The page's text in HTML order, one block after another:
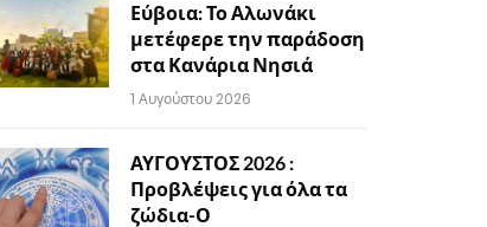
Εύβοια: Το Αλωνάκι
μετέφερε την παράδοση
στα Κανάρια Νησιά
1 Αυγούστου 2026
ΑΥΓΟΥΣΤΟΣ 2026 :
Προβλέψεις για όλα τα
ζώδια-Ο